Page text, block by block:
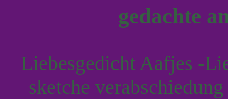
gedachte
Liebesgedicht Aafjes -
sketche